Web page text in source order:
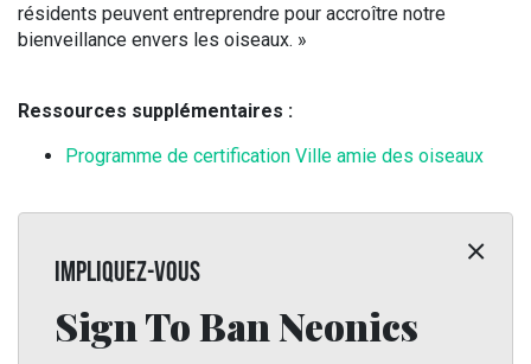
résidents peuvent entreprendre pour accroître notre
bienveillance envers les oiseaux. »
Ressources supplémentaires :
Programme de certification Ville amie des oiseaux
IMPLIQUEZ-VOUS
Sign To Ban Neonics